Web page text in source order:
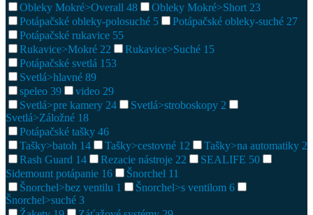
Obleky Mokré>Overall 48 Obleky Mokré>Short 23
Potápačské obleky-polosuché 5 Potápačské obleky-suché 27
Potápačské rukavice 55
Rukavice>Mokré 22 Rukavice>Suché 15
Potápačské svetlá 153
Svetlá>hlavné 89
speleo 39 video 29
Svetlá>pre kamery 24 Svetlá>stroboskopy 2
Svetlá>Záložné 18
Potápačské tašky 46
Tašky>batoh 14 Tašky>cestovné 12 Tašky>na automatiky 2
Rash Guard 14 Rezacie nástroje 22 SEALIFE 50
Sidemount potápanie 16 Šnorchel 11
Šnorchel>bez ventilu 1 Šnorchel>s ventilom 6
Šnorchel>suché 3